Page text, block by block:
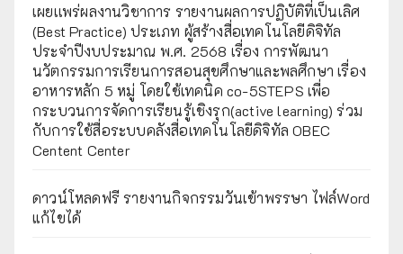
เผยเเพร่ผลงานวิชาการ รายงานผลการปฏิบัติที่เป็นเลิศ
(Best Practice) ประเภท ผู้สร้างสื่อเทคโนโลยีดิจิทัล
ประจำปีงบประมาณ พ.ศ. 2568 เรื่อง การพัฒนา
นวัตกรรมการเรียนการสอนสุขศึกษาและพลศึกษา เรื่อง
อาหารหลัก 5 หมู่ โดยใช้เทคนิค co-5STEPS เพื่อ
กระบวนการจัดการเรียนรู้เชิงรุก(active learning) ร่วม
กับการใช้สื่อระบบคลังสื่อเทคโนโลยีดิจิทัล OBEC
Centent Center
ดาวน์โหลดฟรี รายงานกิจกรรมวันเข้าพรรษา ไฟล์Word
แก้ไขได้